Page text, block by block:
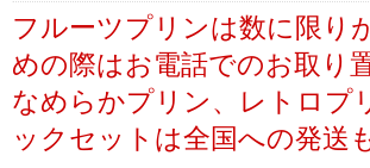
フルーツプリンは数に限り
めの際はお電話でのお取り
なめらかプリン、レトロプ
ックセットは全国への発送